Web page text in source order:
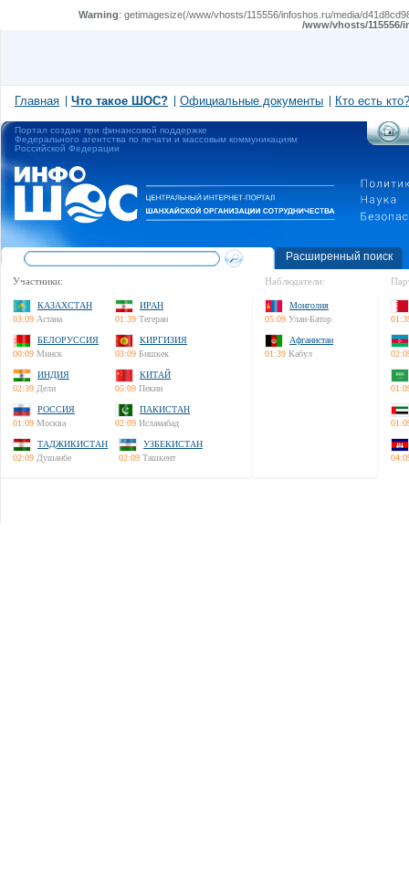
Warning: getimagesize(/www/vhosts/115556/infoshos.ru/media/
/www/vhosts/
Главная Что такое ШОС? Официальные документы Кто есть кто?
Портал создан при финансовой поддержке
Федерального агентства по печати и массовым коммуникациям
Российской Федерации
Расширенный поиск
Участники:
КАЗАХСТАН
03:09 Астана
ИРАН
01:39 Тегеран
БЕЛОРУССИЯ
00:09 Минск
КИРГИЗИЯ
03:09 Бишкек
ИНДИЯ
02:39 Дели
КИТАЙ
05:09 Пекин
РОССИЯ
01:09 Москва
ПАКИСТАН
02:09 Исламабад
ТАДЖИКИСТАН
02:09 Душанбе
УЗБЕКИСТАН
02:09 Ташкент
Наблюдатели:
Монголия
05:09 Улан-Батор
Афганистан
01:39 Кабул